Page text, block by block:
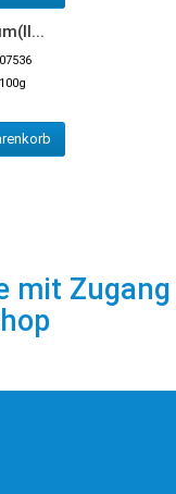
100g
mit Zugang